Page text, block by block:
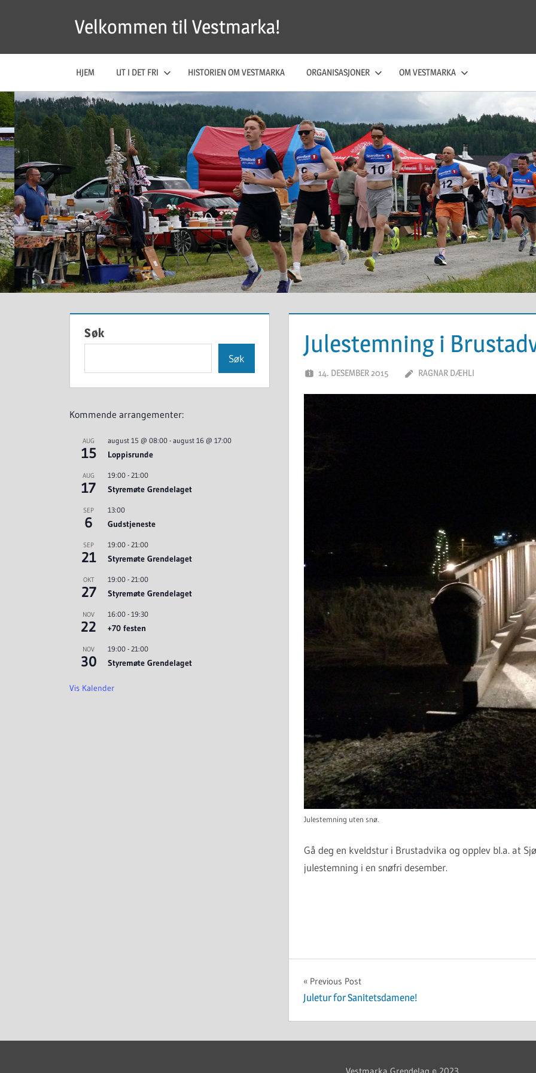
Velkommen til Vestmarka!
HJEM UT I DET FRI HISTORIEN OM VESTMARKA ORGANISASJONER OM VESTMARKA
Julestemning i
14. DESEMBER 2015 RAGNAR DÆHLI
Julestemning uten snø.
Gå deg en kveldstur i Brustadvika og opplev bl.a. at
julestemning i en snøfri desember.
Innleggsnavigasjon
Previous Post
Juletur for Sanitetsdamene!
Søk
Søk
Kommende arrangementer:
AUG
15
august 15 @ 08:00 - august 16 @ 17:00
Loppisrunde
AUG
17
19:00 - 21:00
Styremøte Grendelaget
SEP
6
13:00
Gudstjeneste
SEP
21
19:00 - 21:00
Styremøte Grendelaget
OKT
27
19:00 - 21:00
Styremøte Grendelaget
NOV
22
16:00 - 19:30
+70 festen
NOV
30
19:00 - 21:00
Styremøte Grendelaget
Vis Kalender